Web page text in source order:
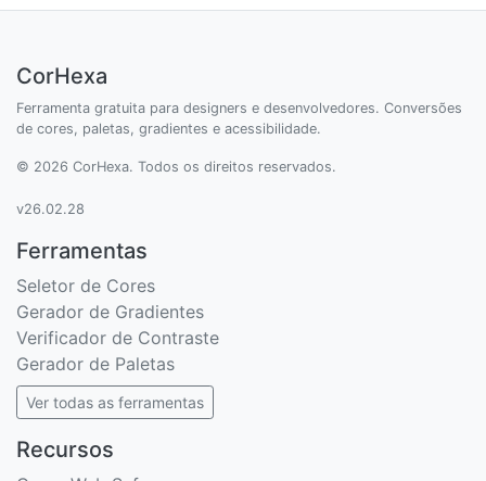
CorHexa
Ferramenta gratuita para designers e desenvolvedores. Conversões
de cores, paletas, gradientes e acessibilidade.
© 2026 CorHexa. Todos os direitos reservados.
v26.02.28
Ferramentas
Seletor de Cores
Gerador de Gradientes
Verificador de Contraste
Gerador de Paletas
Ver todas as ferramentas
Recursos